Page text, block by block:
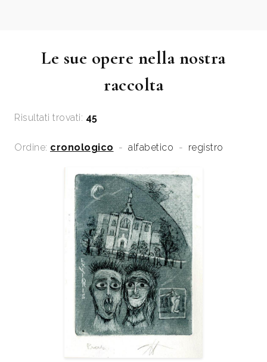
Le sue opere nella nostra
raccolta
Risultati trovati: 45
Ordine: cronologico - alfabetico - registro